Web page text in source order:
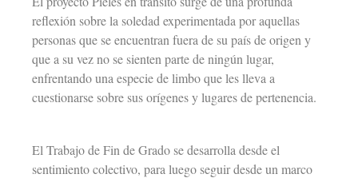
reflexión sobre la soledad experimentada por aquellas
personas que se encuentran fuera de su país de origen y
que a su vez no se sienten parte de ningún lugar,
enfrentando una especie de limbo que les lleva a
cuestionarse sobre sus orígenes y lugares de pertenencia.
El Trabajo de Fin de Grado se desarrolla desde el
sentimiento colectivo, para luego seguir desde un marco